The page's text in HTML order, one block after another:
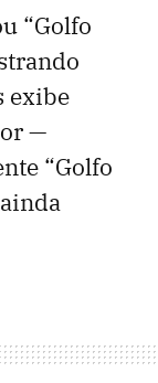
“Golfo
exibe
—
“Golfo